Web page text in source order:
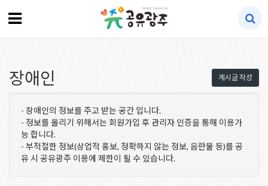
게시글 작성
장애인
- 장애인의 정보를 주고 받는 공간 입니다.
- 정보를 올리기 위해서는 회원가입 후 관리자 인증을 통해 이용가
능 합니다.
- 부적절한 정보(상업적 홍보, 정확하지 않는 정보, 음란물 등)를 공
유 시 공유광주 이용에 제한이 될 수 있습니다.